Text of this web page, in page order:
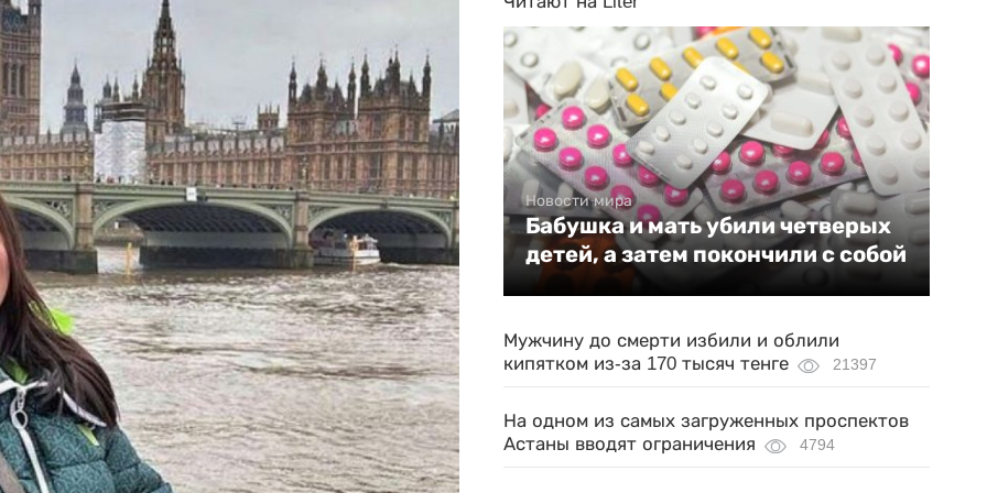
Новости мира
Бабушка и мать убили четверых
детей, а затем покончили с собой
Мужчину до смерти избили и облили
кипятком из-за 170 тысяч тенге
21397
На одном из самых загруженных проспектов
Астаны вводят ограничения
4794